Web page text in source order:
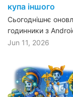
купа іншого
Сьогоднішнє
годинники з
Jun 11, 2026